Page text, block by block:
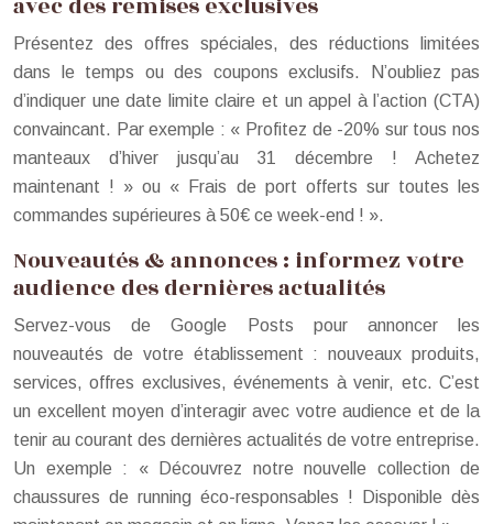
Présentez des offres spéciales, des réductions limitées
dans le temps ou des coupons exclusifs. N’oubliez pas
d’indiquer une date limite claire et un appel à l’action (CTA)
convaincant. Par exemple : « Profitez de -20% sur tous nos
manteaux d’hiver jusqu’au 31 décembre ! Achetez
maintenant ! » ou « Frais de port offerts sur toutes les
commandes supérieures à 50€ ce week-end ! ».
Nouveautés & annonces : informez votre
audience des dernières actualités
Servez-vous de Google Posts pour annoncer les
nouveautés de votre établissement : nouveaux produits,
services, offres exclusives, événements à venir, etc. C’est
un excellent moyen d’interagir avec votre audience et de la
tenir au courant des dernières actualités de votre entreprise.
Un exemple : « Découvrez notre nouvelle collection de
chaussures de running éco-responsables ! Disponible dès